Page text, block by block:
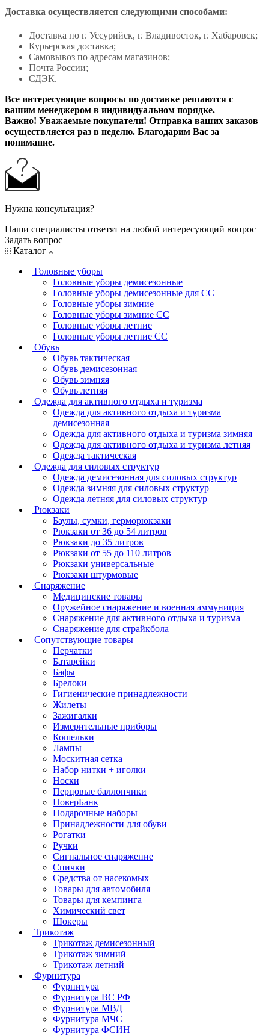
Доставка осуществляется следующими способами:
Доставка по г. Уссурийск, г. Владивосток, г. Хабаровск;
Курьерская доставка;
Самовывоз по адресам магазинов;
Почта России;
СДЭК.
Все интересующие вопросы по доставке решаются с
вашим менеджером в индивидуальном порядке.
Важно! Уважаемые покупатели! Отправка ваших заказов
осуществляется раз в неделю. Благодарим Вас за
понимание.
Нужна консультация?
Наши специалисты ответят на любой интересующий вопрос
Задать вопрос
Каталог
Головные уборы
Головные уборы демисезонные
Головные уборы демисезонные для СС
Головные уборы зимние
Головные уборы зимние СС
Головные уборы летние
Головные уборы летние СС
Обувь
Обувь тактическая
Обувь демисезонная
Обувь зимняя
Обувь летняя
Одежда для активного отдыха и туризма
Одежда для активного отдыха и туризма
демисезонная
Одежда для активного отдыха и туризма зимняя
Одежда для активного отдыха и туризма летняя
Одежда тактическая
Одежда для силовых структур
Одежда демисезонная для силовых структур
Одежда зимняя для силовых структур
Одежда летняя для силовых структур
Рюкзаки
Баулы, сумки, герморюкзаки
Рюкзаки от 36 до 54 литров
Рюкзаки до 35 литров
Рюкзаки от 55 до 110 литров
Рюкзаки универсальные
Рюкзаки штурмовые
Снаряжение
Медицинские товары
Оружейное снаряжение и военная аммуниция
Снаряжение для активного отдыха и туризма
Снаряжение для страйкбола
Сопутствующие товары
Перчатки
Батарейки
Бафы
Брелоки
Гигиенические принадлежности
Жилеты
Зажигалки
Измерительные приборы
Кошельки
Лампы
Москитная сетка
Набор нитки + иголки
Носки
Перцовые баллончики
ПоверБанк
Подарочные наборы
Принадлежности для обуви
Рогатки
Ручки
Сигнальное снаряжение
Спички
Средства от насекомых
Товары для автомобиля
Товары для кемпинга
Химический свет
Шокеры
Трикотаж
Трикотаж демисезонный
Трикотаж зимний
Трикотаж летний
Фурнитура
Фурнитура
Фурнитура ВС РФ
Фурнитура МВД
Фурнитура МЧС
Фурнитура ФСИН